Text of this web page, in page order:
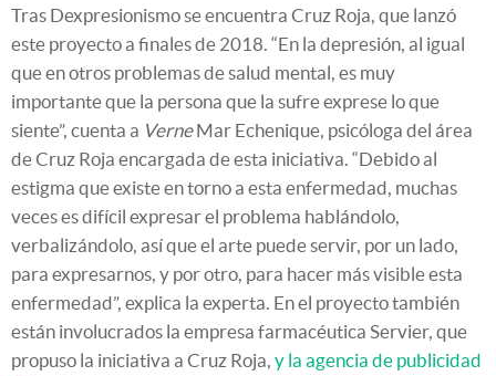
Tras Dexpresionismo se encuentra Cruz Roja, que lanzó
este proyecto a finales de 2018. “En la depresión, al igual
que en otros problemas de salud mental, es muy
importante que la persona que la sufre exprese lo que
siente”, cuenta a VerneMar Echenique, psicóloga del área
de Cruz Roja encargada de esta iniciativa. “Debido al
estigma que existe en torno a esta enfermedad, muchas
veces es difícil expresar el problema hablándolo,
verbalizándolo, así que el arte puede servir, por un lado,
para expresarnos, y por otro, para hacer más visible esta
enfermedad”, explica la experta. En el proyecto también
están involucrados la empresa farmacéutica Servier, que
propuso la iniciativa a Cruz Roja, y la agencia de publicidad